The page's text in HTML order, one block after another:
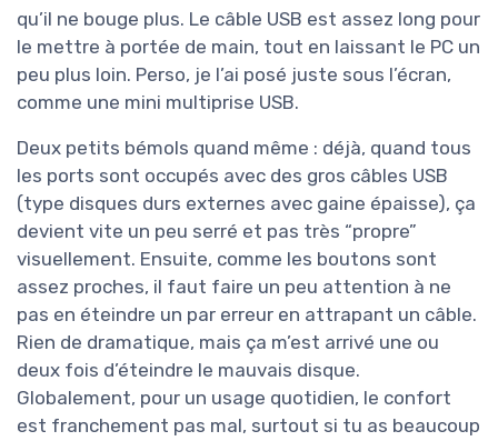
qu’il ne bouge plus. Le câble USB est assez long pour
le mettre à portée de main, tout en laissant le PC un
peu plus loin. Perso, je l’ai posé juste sous l’écran,
comme une mini multiprise USB.
Deux petits bémols quand même : déjà, quand tous
les ports sont occupés avec des gros câbles USB
(type disques durs externes avec gaine épaisse), ça
devient vite un peu serré et pas très “propre”
visuellement. Ensuite, comme les boutons sont
assez proches, il faut faire un peu attention à ne
pas en éteindre un par erreur en attrapant un câble.
Rien de dramatique, mais ça m’est arrivé une ou
deux fois d’éteindre le mauvais disque.
Globalement, pour un usage quotidien, le confort
est franchement pas mal, surtout si tu as beaucoup